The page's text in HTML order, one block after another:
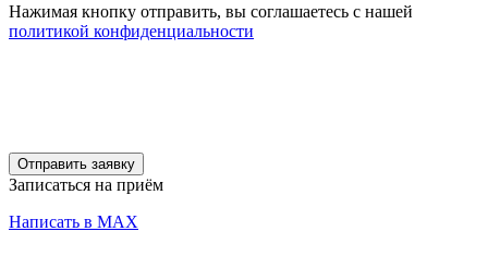
Нажимая кнопку отправить, вы соглашаетесь с нашей
политикой конфиденциальности
Отправить заявку
Записаться на приём
Написать в MAX